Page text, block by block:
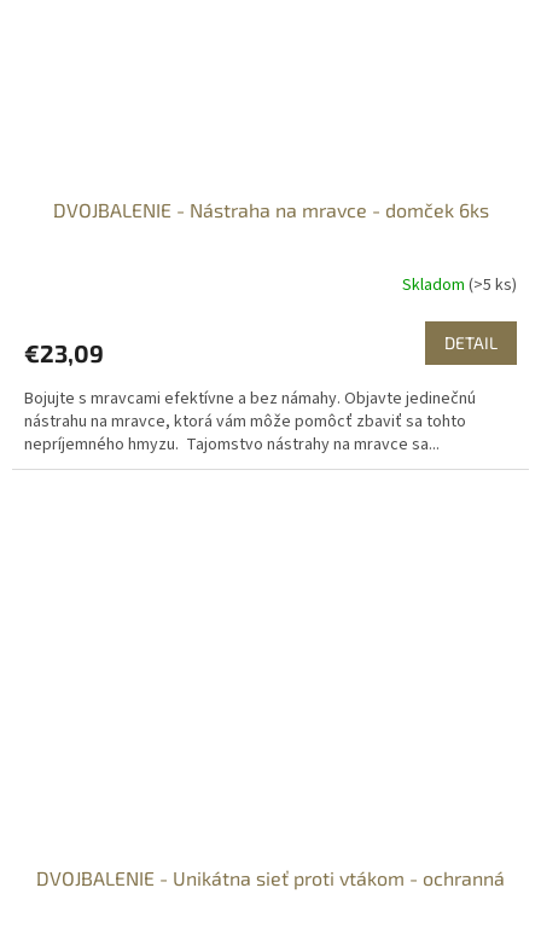
DVOJBALENIE - Nástraha na mravce - domček 6ks
Skladom (>5 ks)
€23,09 DETAIL
Bojujte s mravcami efektívne a bez námahy. Objavte jedinečnú
nástrahu na mravce, ktorá vám môže pomôcť zbaviť sa tohto
nepríjemného hmyzu. Tajomstvo nástrahy na mravce sa...
DVOJBALENIE - Unikátna sieť proti vtákom - ochranná